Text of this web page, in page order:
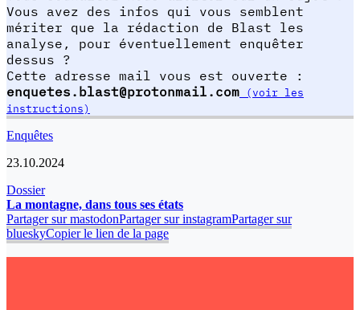
Vous avez des infos qui vous semblent
mériter que la rédaction de Blast les
analyse, pour éventuellement enquêter
dessus ?
Cette adresse mail vous est ouverte :
enquetes.blast@protonmail.com (voir les
instructions)
Enquêtes
23.10.2024
Dossier
La montagne, dans tous ses états
Partager sur mastodonPartager sur instagramPartager sur
blueskyCopier le lien de la page